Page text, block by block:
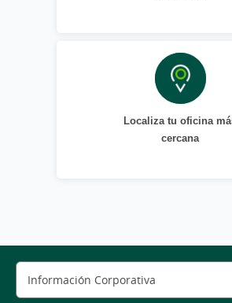
Localiza tu oficina
cercana